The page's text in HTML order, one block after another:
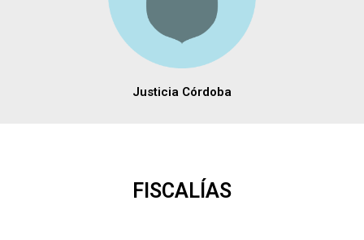
Justicia Córdoba
FISCALÍAS